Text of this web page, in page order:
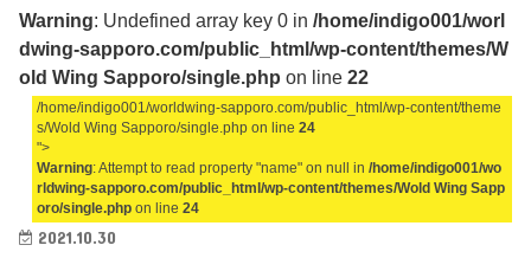
Warning: Undefined array key 0 in/home/indigo001/worl
dwing-sapporo.com/public_html/wp-content/themes/W
old Wing Sapporo/single.php on line22
/home/indigo001/worldwing-sapporo.com/public_html/wp-content/theme
s/Wold Wing Sapporo/single.php on line24
">
Warning: Attempt to read property "name" on null in/home/indigo001/wo
rldwing-sapporo.com/public_html/wp-content/themes/Wold Wing Sapp
oro/single.php on line24
2021.10.30